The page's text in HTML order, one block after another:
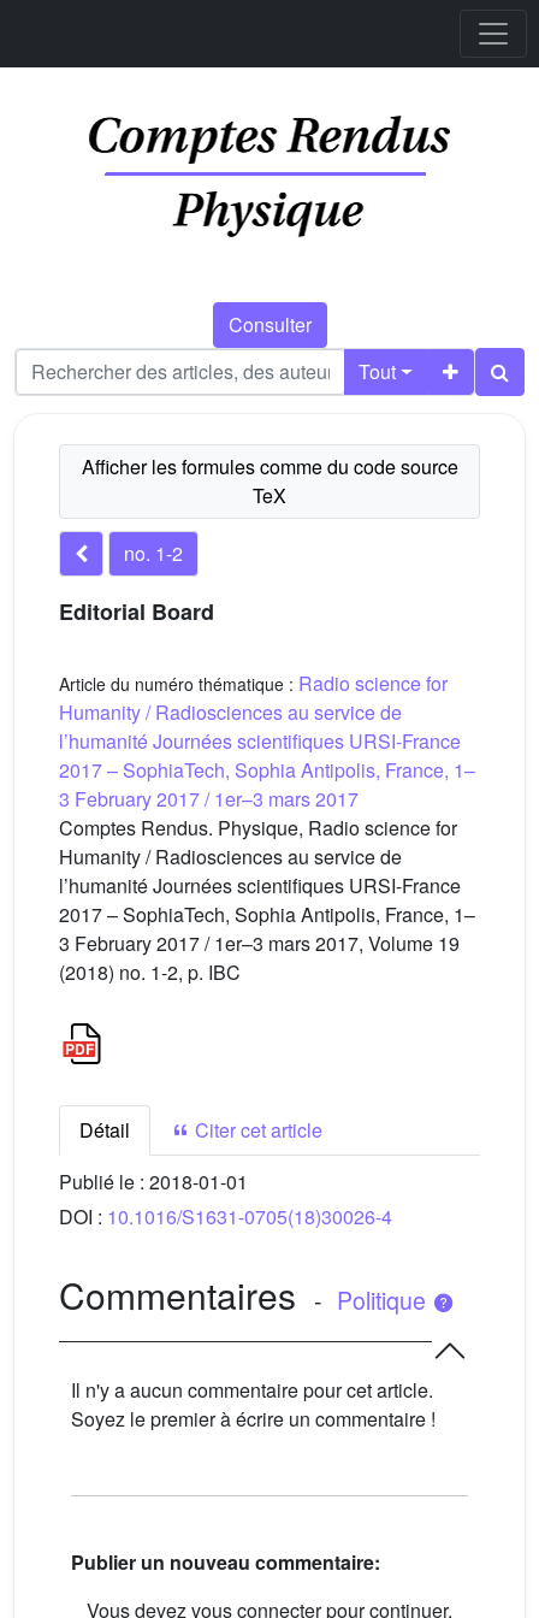
Consulter
Tout
no. 1-2
Editorial Board
Article du numéro thématique : Radio science for
Humanity / Radiosciences au service de
l’humanité Journées scientifiques URSI-France
2017 – SophiaTech, Sophia Antipolis, France, 1–
3 February 2017 / 1er–3 mars 2017
Comptes Rendus. Physique, Radio science for
Humanity / Radiosciences au service de
l’humanité Journées scientifiques URSI-France
2017 – SophiaTech, Sophia Antipolis, France, 1–
3 February 2017 / 1er–3 mars 2017, Volume 19
(2018) no. 1-2, p. IBC
Détail
Citer cet article
Publié le : 2018-01-01
DOI : 10.1016/S1631-0705(18)30026-4
Commentaires - Politique
Il n'y a aucun commentaire pour cet article.
Soyez le premier à écrire un commentaire !
Publier un nouveau commentaire:
Vous devez vous connecter pour continuer.